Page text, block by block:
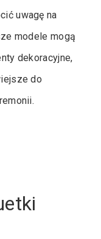
uwagę na
modele mogą
dekoracyjne,
do